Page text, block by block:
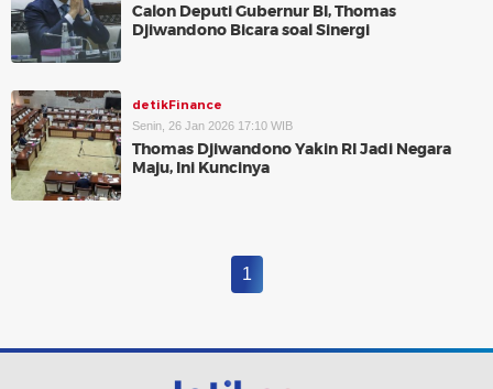
Calon Deputi Gubernur BI, Thomas
Djiwandono Bicara soal Sinergi
detikFinance
Senin, 26 Jan 2026 17:10 WIB
Thomas Djiwandono Yakin RI Jadi Negara
Maju, Ini Kuncinya
1